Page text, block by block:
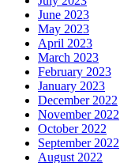
June 2023
May 2023
April 2023
March 2023
February 2023
January 2023
December 2022
November 2022
October 2022
September 2022
August 2022